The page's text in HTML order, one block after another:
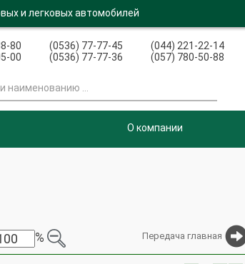
и легковых автомобилей
80
00
(0536) 77-77-45
(0536) 77-77-36
(044) 221-22-14
(057) 780-50-88
О компании
% Передача главная